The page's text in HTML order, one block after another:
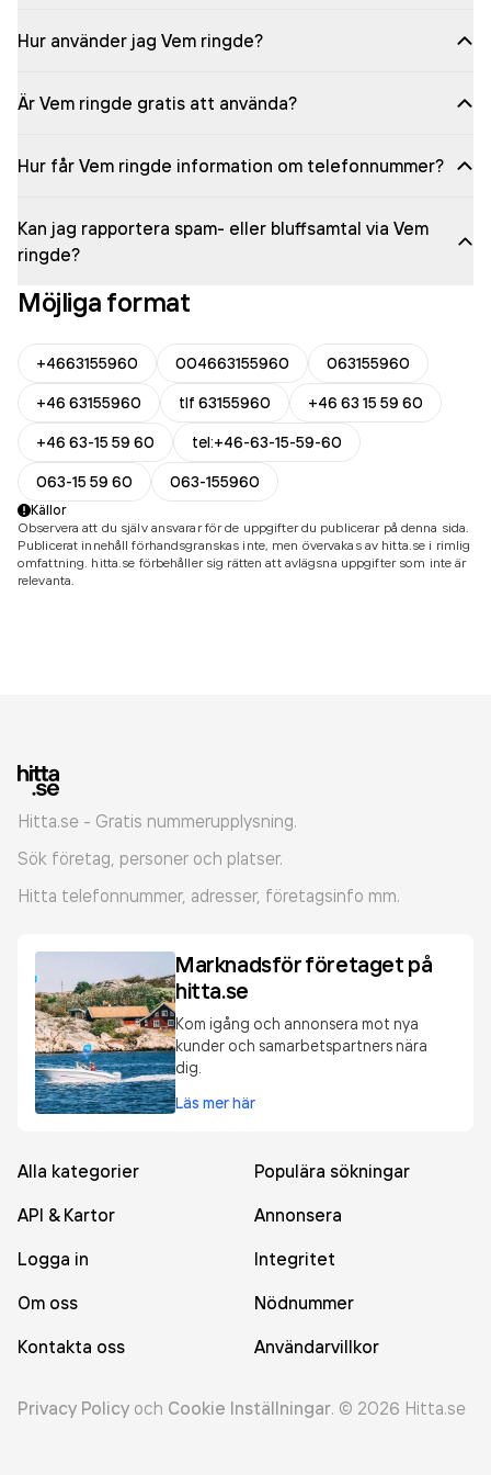
Hur använder jag Vem ringde?
Är Vem ringde gratis att använda?
Hur får Vem ringde information om telefonnummer?
Kan jag rapportera spam- eller bluffsamtal via Vem
ringde?
Möjliga format
+4663155960 004663155960
063155960
+46 63155960
tlf 63155960
+46 63 15 59 60
+46 63-15 59 60
tel:+46-63-15-59-60
063-15 59 60
063-155960
Källor
Observera att du själv ansvarar för de uppgifter du publicerar på denna sida.
Publicerat innehåll förhandsgranskas inte, men övervakas av hitta.se i rimlig
omfattning. hitta.se förbehåller sig rätten att avlägsna uppgifter som inte är
relevanta.
Hitta.se - Gratis nummerupplysning.
Sök företag, personer och platser.
Hitta telefonnummer, adresser, företagsinfo mm.
Marknadsför företaget på
hitta.se
Kom igång och annonsera mot nya
kunder och samarbetspartners nära
dig.
Läs mer här
Alla kategorier
Populära sökningar
API & Kartor
Annonsera
Logga in
Integritet
Om oss
Nödnummer
Kontakta oss
Användarvillkor
Privacy Policy och Cookie Inställningar. © 2026 Hitta.se